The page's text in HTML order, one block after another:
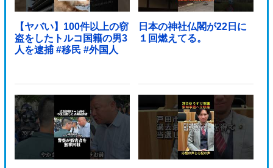
【ヤバい】100件以上の窃
盗をしたトルコ国籍の男3
人を逮捕 #移民 #外国人
日本の神社仏閣が22日に
１回燃えてる。